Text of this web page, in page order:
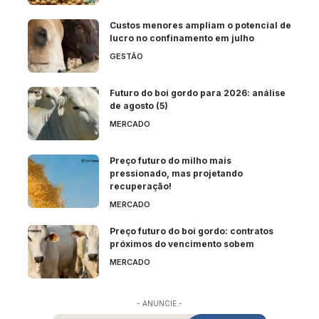
Custos menores ampliam o potencial de
lucro no confinamento em julho
GESTÃO
Futuro do boi gordo para 2026: análise
de agosto (5)
MERCADO
Preço futuro do milho mais
pressionado, mas projetando
recuperação!
MERCADO
Preço futuro do boi gordo: contratos
próximos do vencimento sobem
MERCADO
- ANUNCIE -